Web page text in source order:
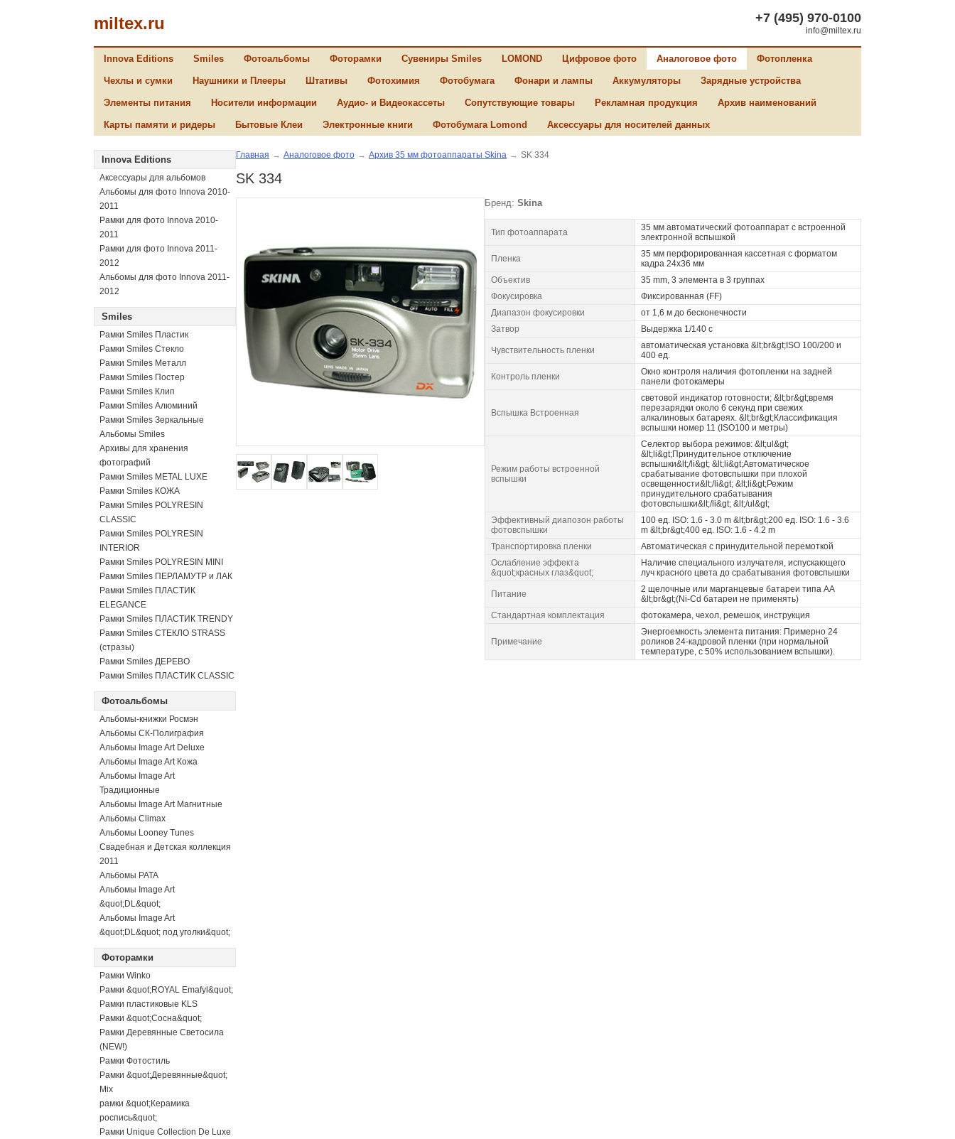
miltex.ru +7 (495) 970-0100
info@miltex.ru
Innova Editions Smiles Фотоальбомы Фоторамки Сувениры Smiles LOMOND Цифровое фото Аналоговое фото Фотопленка
Чехлы и сумки Наушники и Плееры Штативы Фотохимия Фотобумага Фонари и лампы Аккумуляторы Зарядные устройства
Элементы питания Носители информации Аудио- и Видеокассеты Сопутствующие товары Рекламная продукция Архив наименований
Карты памяти и ридеры Бытовые Клеи Электронные книги Фотобумага Lomond Аксессуары для носителей данных
Innova Editions
Аксессуары для альбомов
Альбомы для фото Innova 2010-
2011
Рамки для фото Innova 2010-
2011
Рамки для фото Innova 2011-
2012
Альбомы для фото Innova 2011-
2012
Smiles
Рамки Smiles Пластик
Рамки Smiles Стекло
Рамки Smiles Металл
Рамки Smiles Постер
Рамки Smiles Клип
Рамки Smiles Алюминий
Рамки Smiles Зеркальные
Альбомы Smiles
Архивы для хранения
фотографий
Рамки Smiles METAL LUXE
Рамки Smiles КОЖА
Рамки Smiles POLYRESIN
CLASSIC
Рамки Smiles POLYRESIN
INTERIOR
Рамки Smiles POLYRESIN MINI
Рамки Smiles ПЕРЛАМУТР и ЛАК
Рамки Smiles ПЛАСТИК
ELEGANCE
Рамки Smiles ПЛАСТИК TRENDY
Рамки Smiles СТЕКЛО STRASS
(стразы)
Рамки Smiles ДЕРЕВО
Рамки Smiles ПЛАСТИК CLASSIC
Фотоальбомы
Альбомы-книжки Росмэн
Альбомы СК-Полиграфия
Альбомы Image Art Deluxe
Альбомы Image Art Кожа
Альбомы Image Art
Традиционные
Альбомы Image Art Магнитные
Альбомы Climax
Альбомы Looney Tunes
Свадебная и Детская коллекция
2011
Альбомы PATA
Альбомы Image Art
&quot;DL&quot;
Альбомы Image Art
&quot;DL&quot; под уголки&quot;
Фоторамки
Рамки Winko
Рамки &quot;ROYAL Emafyl&quot;
Рамки пластиковые KLS
Рамки &quot;Сосна&quot;
Рамки Деревянные Светосила
(NEW!)
Рамки Фотостиль
Рамки &quot;Деревянные&quot;
Mix
рамки &quot;Керамика
роспись&quot;
Рамки Unique Collection De Luxe
Главная → Аналоговое фото → Архив 35 мм фотоаппараты Skina → SK 334
SK 334
Бренд: Skina
Тип фотоаппарата
35 мм автоматический фотоаппарат с встроенной
электронной вспышкой
Пленка
35 мм перфорированная кассетная с форматом
кадра 24х36 мм
Объектив
35 mm, 3 элемента в 3 группах
Фокусировка
Фиксированная (FF)
Диапазон фокусировки
от 1,6 м до бесконечности
Затвор
Выдержка 1/140 c
Чувствительность пленки
автоматическая установка &lt;br&gt;ISO 100/200 и
400 ед.
Контроль пленки
Окно контроля наличия фотопленки на задней
панели фотокамеры
Вспышка Встроенная
световой индикатор готовности; &lt;br&gt;время
перезарядки около 6 секунд при свежих
алкалиновых батареях. &lt;br&gt;Классификация
вспышки номер 11 (ISO100 и метры)
Режим работы встроенной
вспышки
Селектор выбора режимов: &lt;ul&gt;
&lt;li&gt;Принудительное отключение
вспышки&lt;/li&gt; &lt;li&gt;Автоматическое
срабатывание фотовспышки при плохой
освещенности&lt;/li&gt; &lt;li&gt;Режим
принудительного срабатывания
фотовспышки&lt;/li&gt; &lt;/ul&gt;
Эффективный диапозон работы
фотовспышки
100 ед. ISO: 1.6 - 3.0 m &lt;br&gt;200 ед. ISO: 1.6 - 3.6
m &lt;br&gt;400 ед. ISO: 1.6 - 4.2 m
Транспортировка пленки
Автоматическая с принудительной перемоткой
Ослабление эффекта
&quot;красных глаз&quot;
Наличие специального излучателя, испускающего
луч красного цвета до срабатывания фотовспышки
Питание
2 щелочные или марганцевые батареи типа АА
&lt;br&gt;(Ni-Cd батареи не применять)
Стандартная комплектация
фотокамера, чехол, ремешок, инструкция
Примечание
Энергоемкость элемента питания: Примерно 24
роликов 24-кадровой пленки (при нормальной
температуре, с 50% использованием вспышки).